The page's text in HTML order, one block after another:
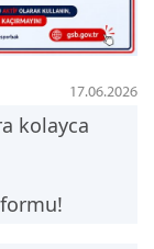
17.06.2026
kolayca